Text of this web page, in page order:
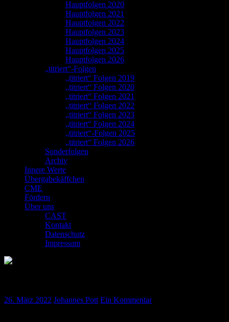
Hauptfolgen 2020
Hauptfolgen 2021
Hauptfolgen 2022
Hauptfolgen 2023
Hauptfolgen 2024
Hauptfolgen 2025
Hauptfolgen 2026
„titriert“-Folgen
„titriert“ Folgen 2019
„titriert“ Folgen 2020
„titriert“ Folgen 2021
„titriert“ Folgen 2022
„titriert“ Folgen 2023
„titriert“ Folgen 2024
„titriert“-Folgen 2025
„titriert“ Folgen 2026
Sonderfolgen
Archiv
Innere Werte
Übergabekäffchen
CME
Fördern
Über uns
CAST
Kontakt
Datenschutz
Impressum
26. März 2022 Johannes Pott Ein Kommentar